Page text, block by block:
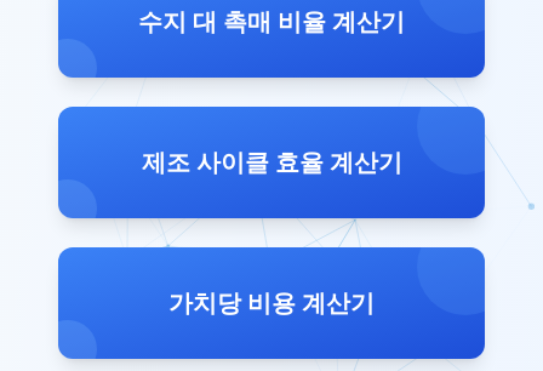
수지 대 촉매 비율 계산기
제조 사이클 효율 계산기
가치당 비용 계산기